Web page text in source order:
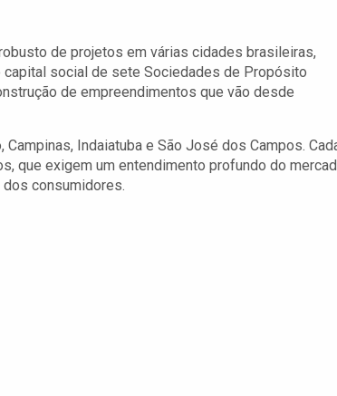
de projetos em várias cidades brasileiras,
capital social de sete Sociedades de Propósito
de empreendimentos que vão desde
Indaiatuba e São José dos Campos.
que exigem um entendimento profundo do
consumidores.